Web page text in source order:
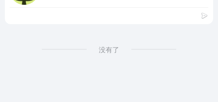
没有了